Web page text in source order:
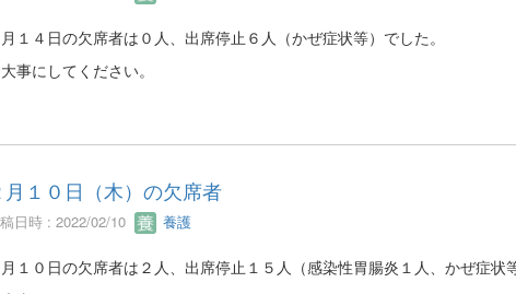
月１４日の欠席者は０人、出席停止６人（かぜ症状等）でした。
事にしてください。
月１０日（木）の欠席者
日時 : 2022/02/10 養護
月１０日の欠席者は２人、出席停止１５人（感染性胃腸炎１人、かぜ症状